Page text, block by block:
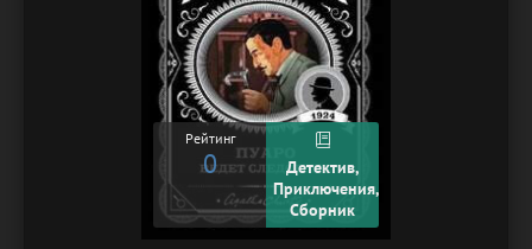
Рейтинг
0
Детектив,
Приключения,
Сборник